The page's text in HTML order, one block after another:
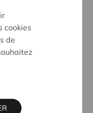
84, 1933
cookies
de